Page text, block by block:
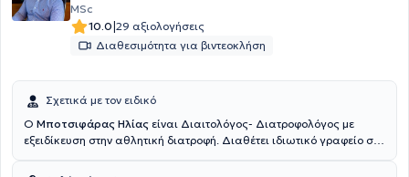
MSc
10.0|29 αξιολογήσεις
Διαθεσιμότητα για βιντεοκλήση
Σχετικά με τον ειδικό
Ο Μποτσιφάρας Ηλίας είναι Διαιτολόγος- Διατροφολόγος με
εξειδίκευση στην αθλητική διατροφή. Διαθέτει ιδιωτικό γραφείο στο
Θεσσαλονίκης. Είναι καθηγητής στα ΙΕΚ ΑΛΦΑ Θεσσαλονίκης στον